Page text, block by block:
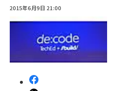
2015年6月9日 21:00